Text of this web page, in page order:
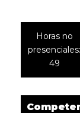
Horas no
presenciales:
49